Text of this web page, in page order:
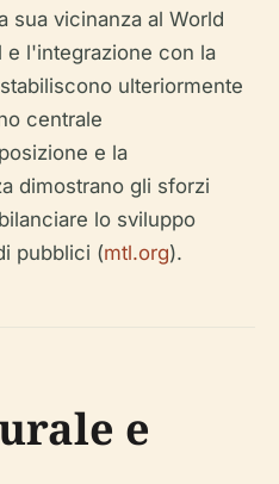
sua vicinanza al World
e l'integrazione con la
ulteriormente
centrale
e la
dimostrano gli sforzi
lo sviluppo
pubblici (mtl.org).
e